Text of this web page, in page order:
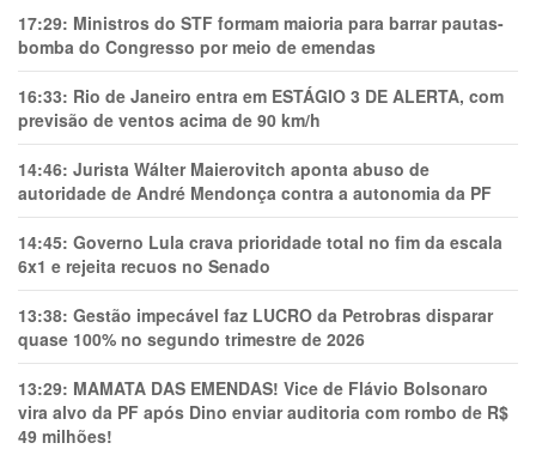
17:29: Ministros do STF formam maioria para barrar pautas-
bomba do Congresso por meio de emendas
16:33: Rio de Janeiro entra em ESTÁGIO 3 DE ALERTA, com
previsão de ventos acima de 90 km/h
14:46: Jurista Wálter Maierovitch aponta abuso de
autoridade de André Mendonça contra a autonomia da PF
14:45: Governo Lula crava prioridade total no fim da escala
6x1 e rejeita recuos no Senado
13:38: Gestão impecável faz LUCRO da Petrobras disparar
quase 100% no segundo trimestre de 2026
13:29: MAMATA DAS EMENDAS! Vice de Flávio Bolsonaro
vira alvo da PF após Dino enviar auditoria com rombo de R$
49 milhões!